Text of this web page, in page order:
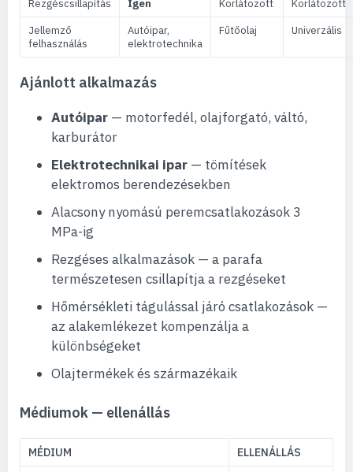
Rezgéscsillapítás Igen Korlátozott
Korlátozott
Jellemző
felhasználás
Autóipar,
elektrotechnika
Fűtőolaj Univerzális
Ajánlott alkalmazás
Autóipar — motorfedél, olajforgató, váltó,
karburátor
Elektrotechnikai ipar — tömítések
elektromos berendezésekben
Alacsony nyomású peremcsatlakozások 3
MPa-ig
Rezgéses alkalmazások — a parafa
természetesen csillapítja a rezgéseket
Hőmérsékleti tágulással járó csatlakozások —
az alakemlékezet kompenzálja a
különbségeket
Olajtermékek és származékaik
Médiumok — ellenállás
MÉDIUM ELLENÁLLÁS